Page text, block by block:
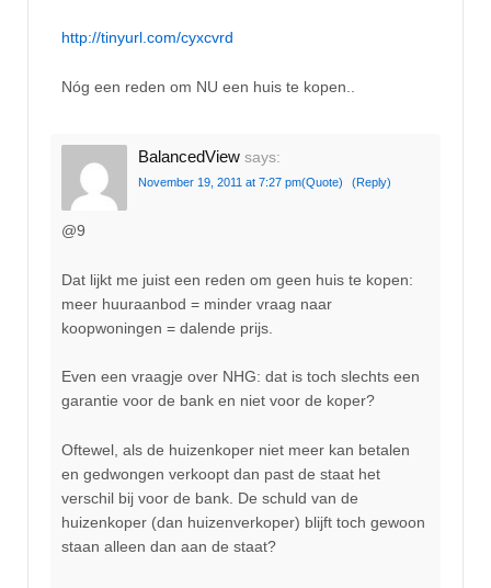
http://tinyurl.com/cyxcvrd
Nóg een reden om NU een huis te kopen..
BalancedView says:
November 19, 2011 at 7:27 pm(Quote) (Reply)
@9
Dat lijkt me juist een reden om geen huis te kopen:
meer huuraanbod = minder vraag naar
koopwoningen = dalende prijs.
Even een vraagje over NHG: dat is toch slechts een
garantie voor de bank en niet voor de koper?
Oftewel, als de huizenkoper niet meer kan betalen
en gedwongen verkoopt dan past de staat het
verschil bij voor de bank. De schuld van de
huizenkoper (dan huizenverkoper) blijft toch gewoon
staan alleen dan aan de staat?